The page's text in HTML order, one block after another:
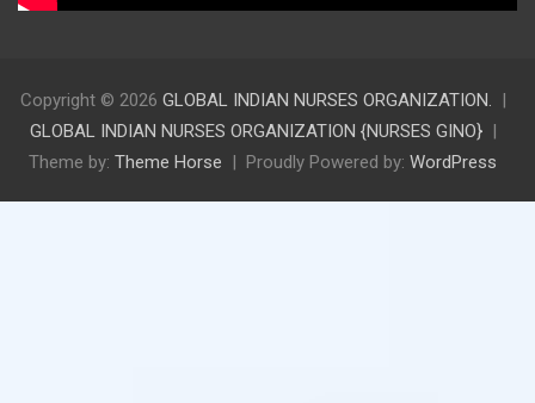
Copyright © 2026 GLOBAL INDIAN NURSES ORGANIZATION.
GLOBAL INDIAN NURSES ORGANIZATION {NURSES GINO}
Theme by: Theme Horse Proudly Powered by: WordPress